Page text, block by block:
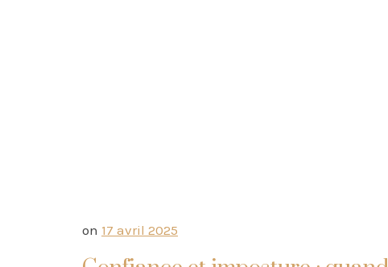
on 17 avril 2025